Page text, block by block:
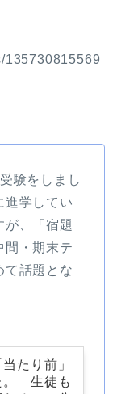
135730815569
験をしまし
進学してい
が、「宿題
間・期末テ
て話題とな
たり前」
。 生徒も